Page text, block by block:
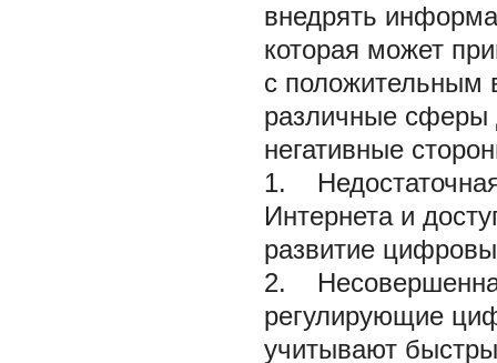
внедрять
которая может
с положительным
различные сферы
негативные
1. Недостаточная
Интернета и
развитие
2.
регулирующие
учитывают